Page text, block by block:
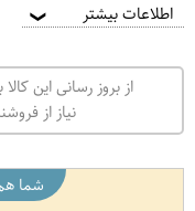
اطلاعات بیشتر ❯
از بروز رسانی این
نیاز از
شما